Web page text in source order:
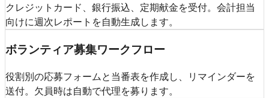
クレジットカード、銀行振込、定期献金を受付。会計担当
向けに週次レポートを自動生成します。
ボランティア募集ワークフロー
役割別の応募フォームと当番表を作成し、リマインダーを
送付。欠員時は自動で代理を募ります。